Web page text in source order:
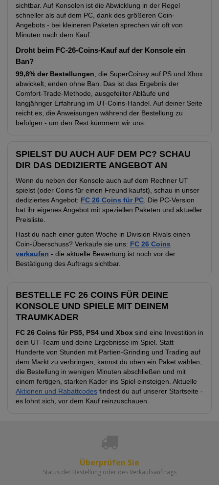
sichtbar. Auf Konsolen ist die Abwicklung in der Regel
schneller als auf dem PC, dank des größeren Coin-
Angebots - bei kleineren Paketen sprechen wir oft von
Minuten nach dem Kauf.
Droht beim FC-26-Coins-Kauf auf der Konsole ein
Ban?
99,8% der Bestellungen , die SuperCoinsy auf PS und Xbox
abwickelt, enden ohne Ban. Das ist das Ergebnis der
Comfort-Trade-Methode, ausgefeilter Abläufe und
langjähriger Erfahrung im UT-Coins-Handel. Auf deiner Seite
reicht es, die Anweisungen während der Bestellung zu
befolgen - um den Rest kümmern wir uns.
SPIELST DU AUCH AUF DEM PC? SCHAU
DIR DAS DEDIZIERTE ANGEBOT AN
Wenn du neben der Konsole auch auf dem Rechner UT
spielst (oder Coins für einen Freund kaufst), schau in unser
dediziertes Angebot: FC 26 Coins für PC . Die PC-Version
hat ihr eigenes Angebot mit speziellen Paketen und aktueller
Preisliste.
Hast du nach einer guten Woche in Division Rivals einen
Coin-Überschuss? Verkaufe sie uns: FC 26 Coins
verkaufen - die aktuelle Bewertung ist noch vor der
Bestätigung des Auftrags sichtbar.
BESTELLE FC 26 COINS FÜR DEINE
KONSOLE UND SPIELE MIT DEINEM
TRAUMKADER
FC 26 Coins für PS5, PS4 und Xbox sind eine Investition in
dein UT-Team und deine Ergebnisse im Spiel. Statt
Hunderte von Stunden mit Partien-Grinding und Trading auf
dem Markt zu verbringen, kannst du oben ein Paket wählen,
die Bestellung in wenigen Minuten abschließen und mit
einem fertigen, starken Kader ins Spiel einsteigen. Aktuelle
Aktionen und Rabattcodes findest du auf unserer Startseite -
es lohnt sich, vor dem Kauf reinzuschauen.
Überprüfen Sie
Status der Bestellung oder des Verkaufsauftrags